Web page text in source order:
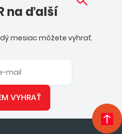
na ďalší
mesiac môžete vyhrať.
VYHRAŤ